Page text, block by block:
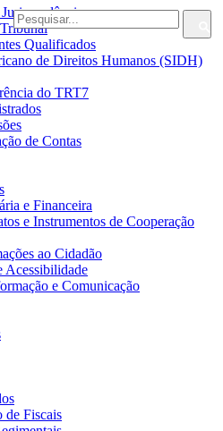
Qualificados
de Direitos Humanos (SIDH)
do TRT7
de Contas
e Financeira
e Instrumentos de Cooperação
ao Cidadão
Acessibilidade
e Comunicação
de Fiscais